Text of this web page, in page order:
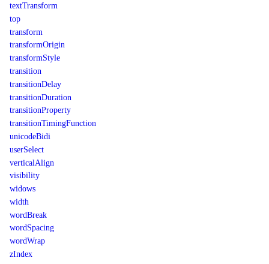
textTransform
top
transform
transformOrigin
transformStyle
transition
transitionDelay
transitionDuration
transitionProperty
transitionTimingFunction
unicodeBidi
userSelect
verticalAlign
visibility
widows
width
wordBreak
wordSpacing
wordWrap
zIndex